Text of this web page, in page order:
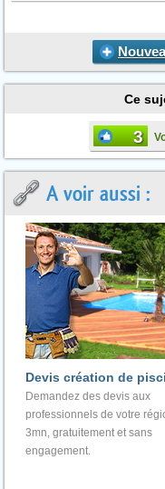
Ce
3
A voir aussi :
Devis création de
Demandez des devis aux
professionnels de votre
3mn, gratuitement et sans
engagement.